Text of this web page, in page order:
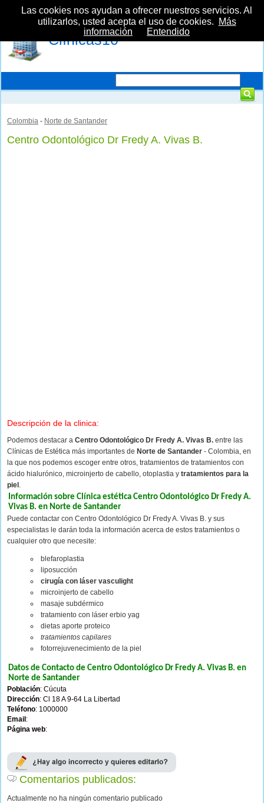
Clínicas10
Colombia - Norte de Santander
Centro Odontológico Dr Fredy A. Vivas B.
Descripción de la clinica:
Podemos destacar a Centro Odontológico Dr Fredy A. Vivas B. entre las
Clínicas de Estética más importantes de Norte de Santander - Colombia, en
la que nos podemos escoger entre otros, tratamientos de tratamientos con
ácido hialurónico, microinjerto de cabello, otoplastia y tratamientos para la
piel .
Información sobre Clínica estética Centro Odontológico Dr Fredy A.
Vivas B. en Norte de Santander
Puede contactar con Centro Odontológico Dr Fredy A. Vivas B. y sus
especialistas le darán toda la información acerca de estos tratamientos o
cualquier otro que necesite:
blefaroplastia
liposucción
cirugía con láser vasculight
microinjerto de cabello
masaje subdérmico
tratamiento con láser erbio yag
dietas aporte proteico
tratamientos capilares
fotorrejuvenecimiento de la piel
Datos de Contacto de Centro Odontológico Dr Fredy A. Vivas B. en
Norte de Santander
Población: Cúcuta
Dirección: Cl 18 A 9-64 La Libertad
Teléfono: 1000000
Email :
Página web:
Comentarios publicados:
Actualmente no ha ningún comentario publicado
Las cookies nos ayudan a ofrecer nuestros servicios. Al
utilizarlos, usted acepta el uso de cookies.
Más
información
Entendido